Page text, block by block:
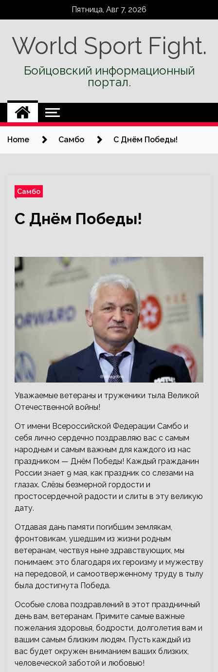
Пятница, Авг 7, 2026
World Sport Fight.
Бойцовский информационный
портал.
Home Самбо С Днём Победы!
Самбо
С Днём Победы!
Уважаемые ветераны и труженики тыла Великой
Отечественной войны!
От имени Всероссийской Федерации Самбо и
себя лично сердечно поздравляю вас с самым
народным и самым важным для каждого из нас
праздником — Днём Победы! Каждый гражданин
России знает 9 мая, как праздник со слезами на
глазах. Слёзы безмерной гордости и
простосердечной радости и слиты в эту великую
дату.
Отдавая дань памяти погибшим землякам,
фронтовикам, ушедшим из жизни родным
ветеранам, чествуя ныне здравствующих, мы
понимаем: это благодаря их героизму и мужеству
на передовой, и самоотверженному труду в тылу
была достигнута Победа.
Особые слова поздравлений в этот праздничный
день вам, ветеранам. Примите самые важные
пожелания здоровья, бодрости, долголетия вам и
вашим самым близким людям. Пусть каждый из
вас будет окружен вниманием ваших близких,
человеческой заботой и любовью!